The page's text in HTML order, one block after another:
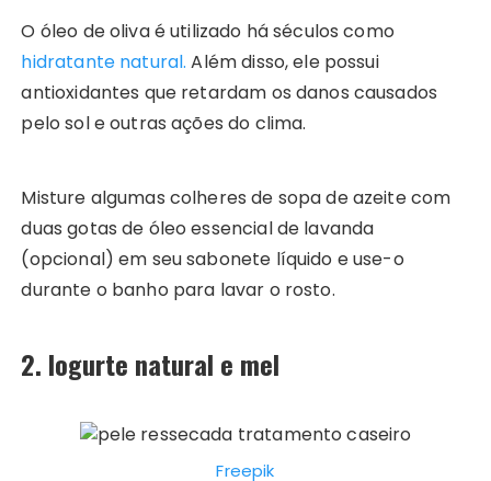
O óleo de oliva é utilizado há séculos como
hidratante natural. Além disso, ele possui
antioxidantes que retardam os danos causados
pelo sol e outras ações do clima.
Misture algumas colheres de sopa de azeite com
duas gotas de óleo essencial de lavanda
(opcional) em seu sabonete líquido e use-o
durante o banho para lavar o rosto.
2. Iogurte natural e mel
Freepik